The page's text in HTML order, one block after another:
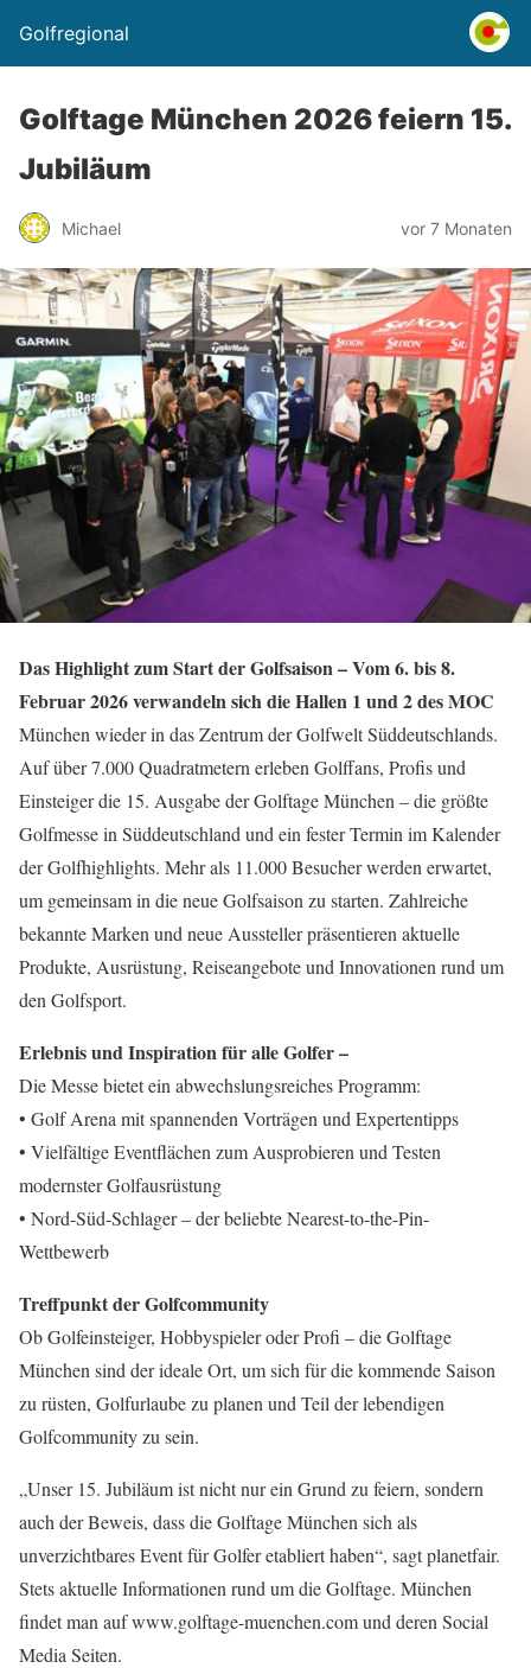
Golfregional
Golftage München 2026 feiern 15.
Jubiläum
Michael vor 7 Monaten
Das Highlight zum Start der Golfsaison – Vom 6. bis 8.
Februar 2026 verwandeln sich die Hallen 1 und 2 des MOC
München wieder in das Zentrum der Golfwelt Süddeutschlands.
Auf über 7.000 Quadratmetern erleben Golffans, Profis und
Einsteiger die 15. Ausgabe der Golftage München – die größte
Golfmesse in Süddeutschland und ein fester Termin im Kalender
der Golfhighlights. Mehr als 11.000 Besucher werden erwartet,
um gemeinsam in die neue Golfsaison zu starten. Zahlreiche
bekannte Marken und neue Aussteller präsentieren aktuelle
Produkte, Ausrüstung, Reiseangebote und Innovationen rund um
den Golfsport.
Erlebnis und Inspiration für alle Golfer –
Die Messe bietet ein abwechslungsreiches Programm:
• Golf Arena mit spannenden Vorträgen und Expertentipps
• Vielfältige Eventflächen zum Ausprobieren und Testen
modernster Golfausrüstung
• Nord-Süd-Schlager – der beliebte Nearest-to-the-Pin-
Wettbewerb
Treffpunkt der Golfcommunity
Ob Golfeinsteiger, Hobbyspieler oder Profi – die Golftage
München sind der ideale Ort, um sich für die kommende Saison
zu rüsten, Golfurlaube zu planen und Teil der lebendigen
Golfcommunity zu sein.
„Unser 15. Jubiläum ist nicht nur ein Grund zu feiern, sondern
auch der Beweis, dass die Golftage München sich als
unverzichtbares Event für Golfer etabliert haben“, sagt planetfair.
Stets aktuelle Informationen rund um die Golftage. München
findet man auf www.golftage-muenchen.com und deren Social
Media Seiten.